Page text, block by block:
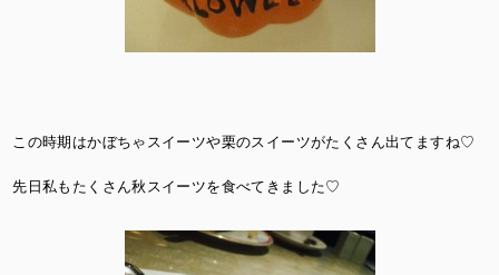
この時期はかぼちゃスイーツや栗のスイーツがたくさん出てますね♡
先日私もたくさん秋スイーツを食べてきました♡